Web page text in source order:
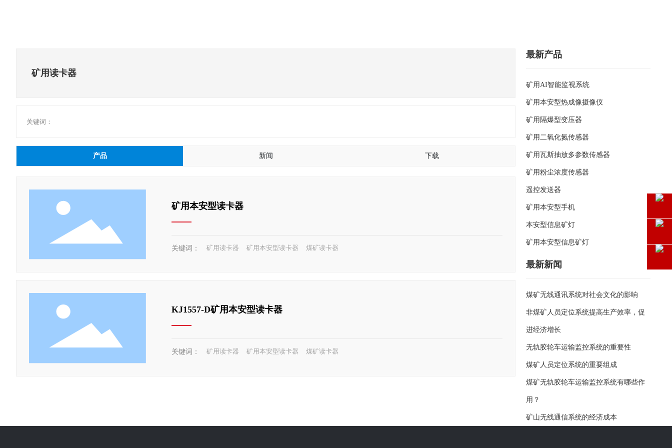
矿用读卡器
关键词：
产品 新闻 下载
矿用本安型读卡器
关键词： 矿用读卡器 矿用本安型读卡器 煤矿读卡器
KJ1557-D矿用本安型读卡器
关键词： 矿用读卡器 矿用本安型读卡器 煤矿读卡器
最新产品
矿用AI智能监视系统
矿用本安型热成像摄像仪
矿用隔爆型变压器
矿用二氧化氮传感器
矿用瓦斯抽放多参数传感器
矿用粉尘浓度传感器
遥控发送器
矿用本安型手机
本安型信息矿灯
矿用本安型信息矿灯
最新新闻
煤矿无线通讯系统对社会文化的影响
非煤矿人员定位系统提高生产效率，促
进经济增长
无轨胶轮车运输监控系统的重要性
煤矿人员定位系统的重要组成
煤矿无轨胶轮车运输监控系统有哪些作
用？
矿山无线通信系统的经济成本